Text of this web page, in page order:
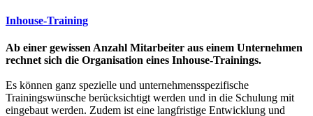
Inhouse-Training
Ab einer gewissen Anzahl Mitarbeiter aus einem Unternehmen
rechnet sich die Organisation eines Inhouse-Trainings.
Es können ganz spezielle und unternehmensspezifische
Trainingswünsche berücksichtigt werden und in die Schulung mit
eingebaut werden. Zudem ist eine langfristige Entwicklung und